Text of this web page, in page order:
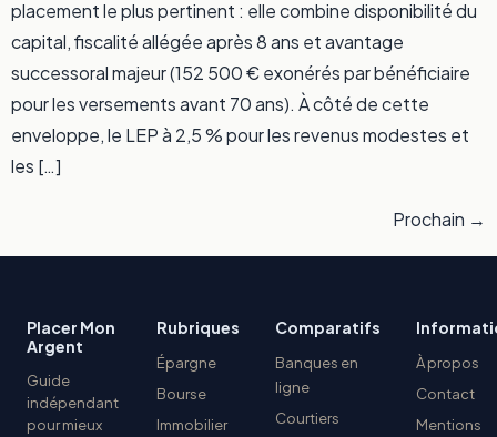
placement le plus pertinent : elle combine disponibilité du
capital, fiscalité allégée après 8 ans et avantage
successoral majeur (152 500 € exonérés par bénéficiaire
pour les versements avant 70 ans). À côté de cette
enveloppe, le LEP à 2,5 % pour les revenus modestes et
les […]
Prochain →
Placer Mon
Argent
Guide
indépendant
pour mieux
Rubriques
Épargne
Bourse
Immobilier
Comparatifs
Banques en
ligne
Courtiers
À propos
Contact
Mentions